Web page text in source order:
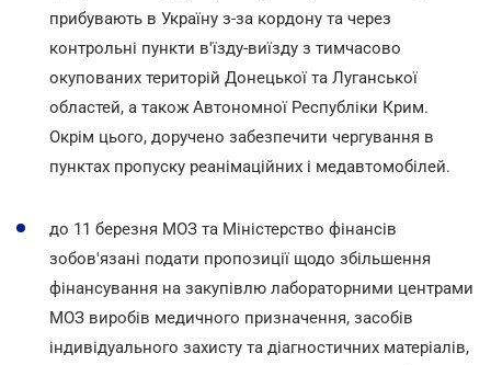
прибувають в Україну з-за кордону та через
контрольні пункти в'їзду-виїзду з тимчасово
окупованих територій Донецької та Луганської
областей, а також Автономної Республіки Крим.
Окрім цього, доручено забезпечити чергування в
пунктах пропуску реанімаційних і медавтомобілей.
до 11 березня МОЗ та Міністерство фінансів
зобов'язані подати пропозиції щодо збільшення
фінансування на закупівлю лабораторними центрами
МОЗ виробів медичного призначення, засобів
індивідуального захисту та діагностичних матеріалів,